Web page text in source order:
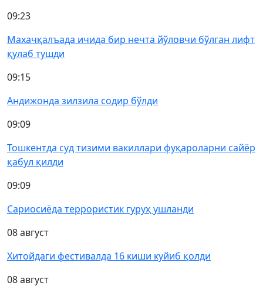
09:23
Махачқалъада ичида бир нечта йўловчи бўлган лифт
қулаб тушди
09:15
Андижонда зилзила содир бўлди
09:09
Тошкентда суд тизими вакиллари фуқароларни сайёр
қабул қилди
09:09
Сариосиёда террористик гуруҳ ушланди
08 август
Хитойдаги фестивалда 16 киши куйиб қолди
08 август